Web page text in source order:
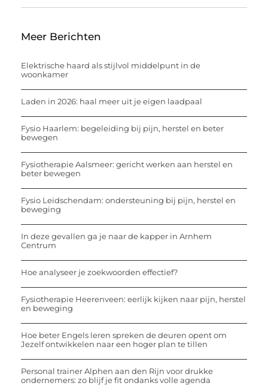
Meer Berichten
Elektrische haard als stijlvol middelpunt in de
woonkamer
Laden in 2026: haal meer uit je eigen laadpaal
Fysio Haarlem: begeleiding bij pijn, herstel en beter
bewegen
Fysiotherapie Aalsmeer: gericht werken aan herstel en
beter bewegen
Fysio Leidschendam: ondersteuning bij pijn, herstel en
beweging
In deze gevallen ga je naar de kapper in Arnhem
Centrum
Hoe analyseer je zoekwoorden effectief?
Fysiotherapie Heerenveen: eerlijk kijken naar pijn, herstel
en beweging
Hoe beter Engels leren spreken de deuren opent om
Jezelf ontwikkelen naar een hoger plan te tillen
Personal trainer Alphen aan den Rijn voor drukke
ondernemers: zo blijf je fit ondanks volle agenda